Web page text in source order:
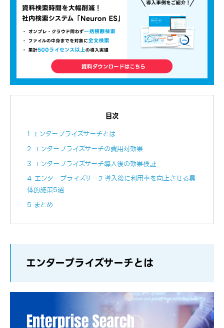
目次
1 エンタープライズサーチとは
2 エンタープライズサーチの費用対効果
3 エンタープライズサーチ導入後の効果検証
4 エンタープライズサーチ導入後に利用率を向上させる具
体的施策5選
5 まとめ
エンタープライズサーチとは